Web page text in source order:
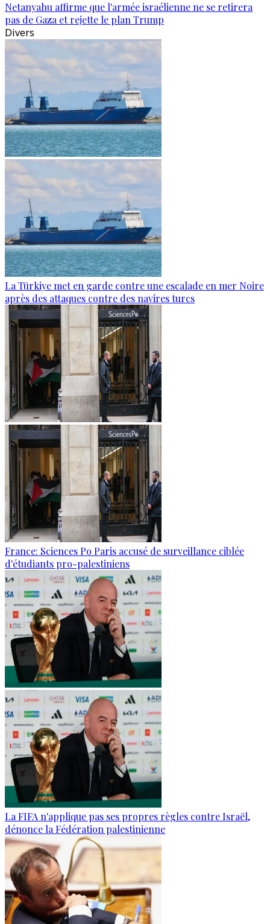
Netanyahu affirme que l'armée israélienne ne se retirera
pas de Gaza et rejette le plan Trump
Divers
La Türkiye met en garde contre une escalade en mer Noire
après des attaques contre des navires turcs
France: Sciences Po Paris accusé de surveillance ciblée
d'étudiants pro-palestiniens
La FIFA n'applique pas ses propres règles contre Israël,
dénonce la Fédération palestinienne